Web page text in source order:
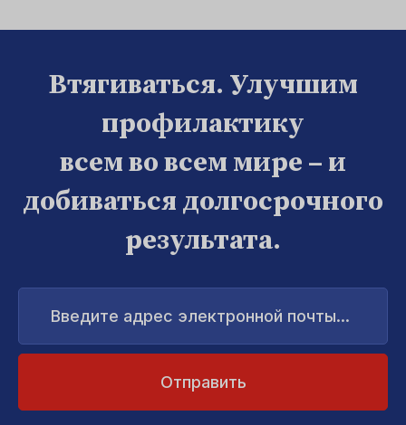
Втягиваться. Улучшим
профилактику
всем во всем мире – и
добиваться долгосрочного
результата.
Введите
адрес
электронной